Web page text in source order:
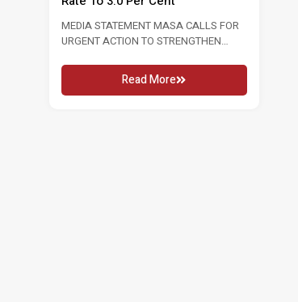
2026 16 MAY 2026 KUALA LUMPUR, Sat:
In conjunction...
Read More